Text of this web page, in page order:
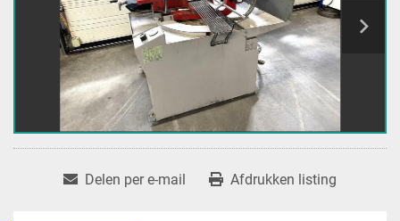
Delen per e-mail Afdrukken listing